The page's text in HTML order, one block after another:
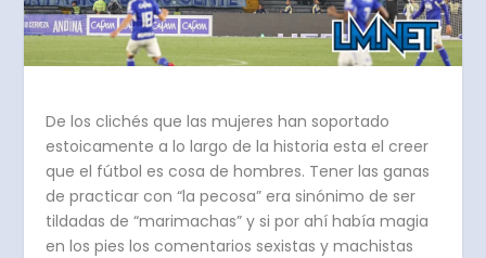
De los clichés que las mujeres han soportado
estoicamente a lo largo de la historia esta el creer
que el fútbol es cosa de hombres. Tener las ganas
de practicar con “la pecosa” era sinónimo de ser
tildadas de “marimachas” y si por ahí había magia
en los pies los comentarios sexistas y machistas